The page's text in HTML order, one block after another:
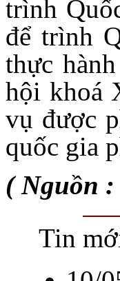
trình
để trình
thực
hội khoá
vụ được
quốc gia
( Nguồn
Tin